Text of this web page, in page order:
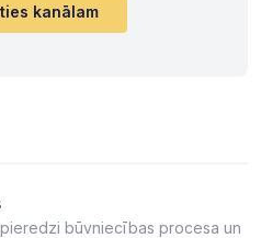
kanālam
būvniecības procesa un